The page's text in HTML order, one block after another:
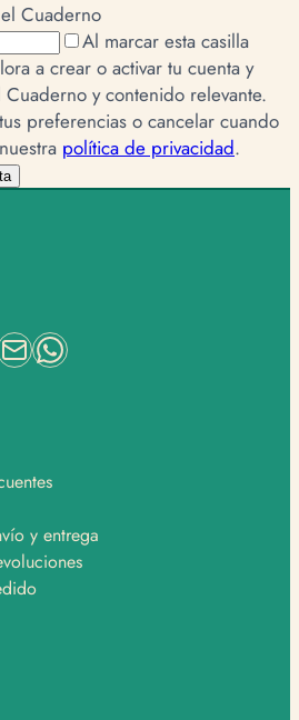
Cuaderno
Al marcar esta casilla
a crear o activar tu cuenta y
y contenido relevante.
preferencias o cancelar cuando
política de privacidad.
y entrega